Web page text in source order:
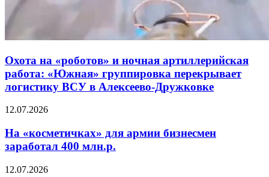
Охота на «роботов» и ночная артиллерийская
работа: «Южная» группировка перекрывает
логистику ВСУ в Алексеево-Дружковке
12.07.2026
На «косметичках» для армии бизнесмен
заработал 400 млн.р.
12.07.2026